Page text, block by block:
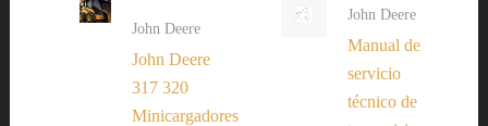
John Deere
John Deere
317 320
Minicargadores
John Deere
Manual de
servicio
técnico de